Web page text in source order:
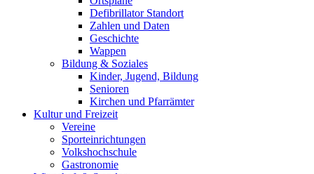
Defibrillator Standort
Zahlen und Daten
Geschichte
Wappen
Bildung & Soziales
Kinder, Jugend, Bildung
Senioren
Kirchen und Pfarrämter
Kultur und Freizeit
Vereine
Sporteinrichtungen
Volkshochschule
Gastronomie